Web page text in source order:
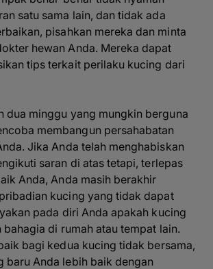
satu sama lain, dan tidak ada
pisahkan mereka dan minta
hewan Anda. Mereka dapat
tips terkait perilaku kucing dari
dua minggu yang mungkin berguna
membangun persahabatan
Jika Anda telah menghabiskan
saran di atas tetapi, terlepas
Anda, Anda masih berakhir
kucing yang tidak dapat
pada diri Anda apakah kucing
bahagia di rumah atau tempat lain.
bagi kedua kucing tidak bersama,
baru Anda lebih baik dengan